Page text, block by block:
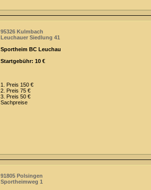
95326 Kulmbach
Leuchauer Siedlung 41
Sportheim BC Leuchau
Startgebühr: 10 €
1. Preis 150 €
2. Preis 75 €
3. Preis 50 €
Sachpreise
91805 Polsingen
Sportheimweg 1